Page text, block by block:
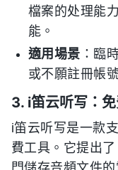
檔案的处理能
能。
適用場景 ：臨
或不願註冊帳
3. i笛云听写：
i笛云听写是一款
費工具。它提出